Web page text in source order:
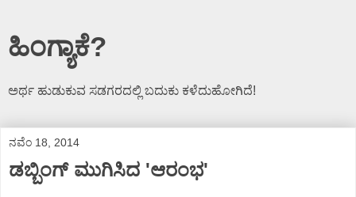
ಹಿಂಗ್ಯಾಕೆ?
ಅರ್ಥ ಹುಡುಕುವ ಸಡಗರದಲ್ಲಿ ಬದುಕು ಕಳೆದುಹೋಗಿದೆ!
ನವೆಂ 18, 2014
ಡಬ್ಬಿಂಗ್ ಮುಗಿಸಿದ 'ಆರಂಭ'